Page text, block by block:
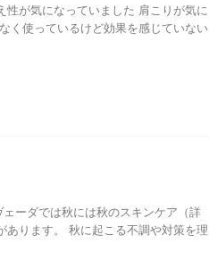
が気になっていました 肩こりが気に
く使っているけど効果を感じていない
ーダでは秋には秋のスキンケア（詳
あります。 秋に起こる不調や対策を理